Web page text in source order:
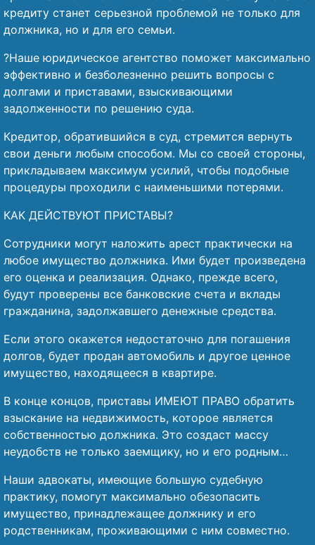
кредиту станет серьезной проблемой не только для
должника, но и для его семьи.
?Наше юридическое агентство поможет максимально
эффективно и безболезненно решить вопросы с
долгами и приставами, взыскивающими
задолженности по решению суда.
Кредитор, обратившийся в суд, стремится вернуть
свои деньги любым способом. Мы со своей стороны,
прикладываем максимум усилий, чтобы подобные
процедуры проходили с наименьшими потерями.
КАК ДЕЙСТВУЮТ ПРИСТАВЫ?
Сотрудники могут наложить арест практически на
любое имущество должника. Ими будет произведена
его оценка и реализация. Однако, прежде всего,
будут проверены все банковские счета и вклады
гражданина, задолжавшего денежные средства.
Если этого окажется недостаточно для погашения
долгов, будет продан автомобиль и другое ценное
имущество, находящееся в квартире.
В конце концов, приставы ИМЕЮТ ПРАВО обратить
взыскание на недвижимость, которое является
собственностью должника. Это создаст массу
неудобств не только заемщику, но и его родным…
Наши адвокаты, имеющие большую судебную
практику, помогут максимально обезопасить
имущество, принадлежащее должнику и его
родственникам, проживающими с ним совместно.